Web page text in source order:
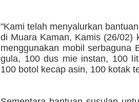
"Kami telah menyalurkan
di Muara Kaman, Kamis (26/02)
menggunakan mobil serbaguna
gula, 100 dus mie instan, 100
100 botol kecap asin, 100 kotak